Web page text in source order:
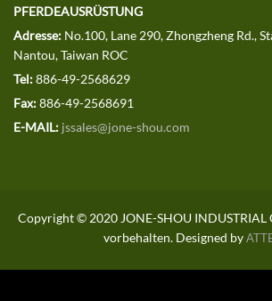
PFERDEAUSRÜSTUNG
Adresse: No.100, Lane 290, Zhongzheng Rd.,
Nantou, Taiwan ROC
Tel:886-49-2568629
Fax:886-49-2568691
E-MAIL: jssales@jone-shou.com
Copyright © 2020 JONE-SHOU INDUSTRIAL
vorbehalten. Designed by